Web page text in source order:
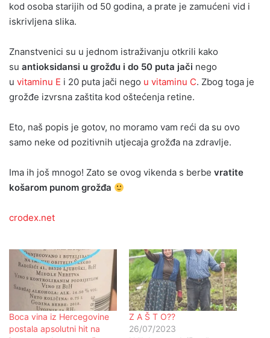
kod osoba starijih od 50 godina, a prate je zamućeni vid i
iskrivljena slika.
Znanstvenici su u jednom istraživanju otkrili kako
su antioksidansi u grožđu i do 50 puta jači nego
u vitaminu E i 20 puta jači nego u vitaminu C. Zbog toga je
grožđe izvrsna zaštita kod oštećenja retine.
Eto, naš popis je gotov, no moramo vam reći da su ovo
samo neke od pozitivnih utjecaja grožđa na zdravlje.
Ima ih još mnogo! Zato se ovog vikenda s berbe vratite
košarom punom grožđa
crodex.net
Boca vina iz Hercegovine
postala apsolutni hit na
Z A Š T O??
26/07/2023